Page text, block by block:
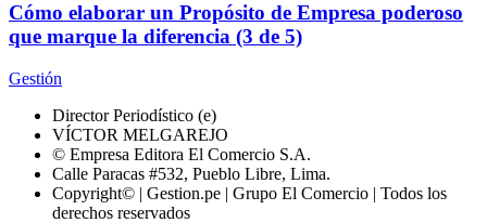
Cómo elaborar un Propósito de Empresa poderoso
que marque la diferencia (3 de 5)
Gestión
Director Periodístico (e)
VÍCTOR MELGAREJO
© Empresa Editora El Comercio S.A.
Calle Paracas #532, Pueblo Libre, Lima.
Copyright© | Gestion.pe | Grupo El Comercio | Todos los
derechos reservados